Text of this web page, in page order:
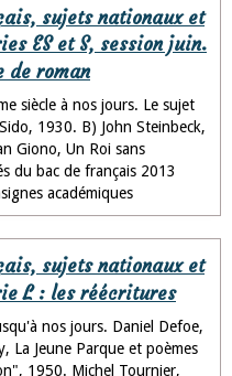
sujets nationaux et
ES et S, session juin.
de roman
siècle à nos jours. Le sujet
1930. B) John Steinbeck,
Giono, Un Roi sans
du bac de français 2013
académiques
sujets nationaux et
L : les réécritures
nos jours. Daniel Defoe,
La Jeune Parque et poèmes
1950. Michel Tournier,